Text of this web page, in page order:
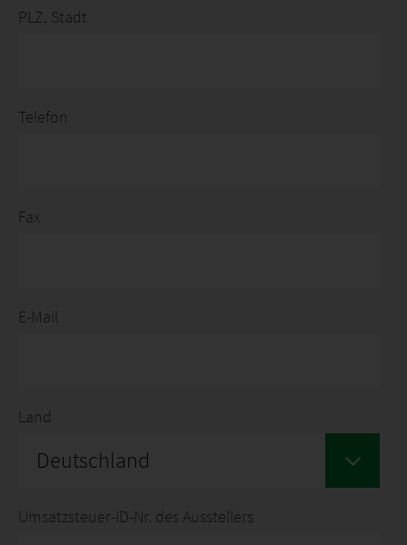
PLZ, Stadt
Telefon
Fax
E-Mail
Land
Deutschland
Umsatzsteuer-ID-Nr. des Ausstellers